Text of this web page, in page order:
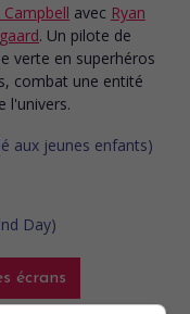
avec Ryan
. Un pilote de
verte en superhéros
combat une entité
l'univers.
écrans